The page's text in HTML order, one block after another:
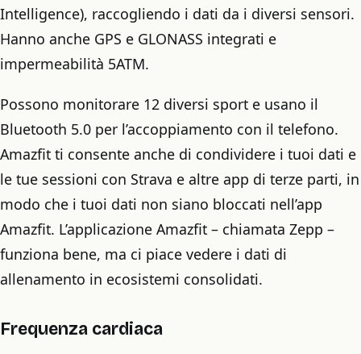
Intelligence), raccogliendo i dati da i diversi sensori.
Hanno anche GPS e GLONASS integrati e
impermeabilità 5ATM.
Possono monitorare 12 diversi sport e usano il
Bluetooth 5.0 per l’accoppiamento con il telefono.
Amazfit ti consente anche di condividere i tuoi dati e
le tue sessioni con Strava e altre app di terze parti, in
modo che i tuoi dati non siano bloccati nell’app
Amazfit. L’applicazione Amazfit – chiamata Zepp –
funziona bene, ma ci piace vedere i dati di
allenamento in ecosistemi consolidati.
Frequenza cardiaca